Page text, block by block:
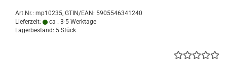
Art.Nr.: mp10235 GTIN/EAN: 5905546341240
Lieferzeit:
ca . 3-5 Werktage
Lagerbestand: 5 Stück